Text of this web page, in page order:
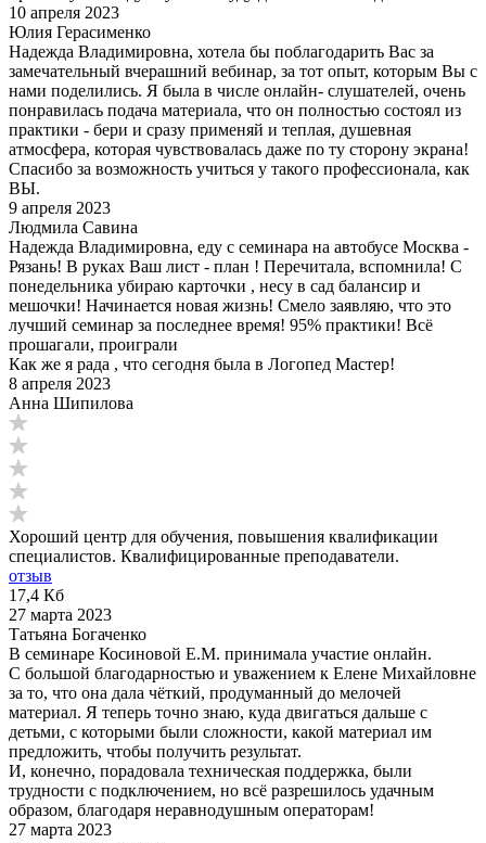
10 апреля 2023
Юлия Герасименко
Надежда Владимировна, хотела бы поблагодарить Вас за
замечательный вчерашний вебинар, за тот опыт, которым Вы с
нами поделились. Я была в числе онлайн- слушателей, очень
понравилась подача материала, что он полностью состоял из
практики - бери и сразу применяй и теплая, душевная
атмосфера, которая чувствовалась даже по ту сторону экрана!
Спасибо за возможность учиться у такого профессионала, как
ВЫ.
9 апреля 2023
Людмила Савина
Надежда Владимировна, еду с семинара на автобусе Москва -
Рязань! В руках Ваш лист - план ! Перечитала, вспомнила! С
понедельника убираю карточки , несу в сад балансир и
мешочки! Начинается новая жизнь! Смело заявляю, что это
лучший семинар за последнее время! 95% практики! Всë
прошагали, проиграли
Как же я рада , что сегодня была в Логопед Мастер!
8 апреля 2023
Анна Шипилова
Хороший центр для обучения, повышения квалификации
специалистов. Квалифицированные преподаватели.
отзыв
17,4 Кб
27 марта 2023
Татьяна Богаченко
В семинаре Косиновой Е.М. принимала участие онлайн.
С большой благодарностью и уважением к Елене Михайловне
за то, что она дала чёткий, продуманный до мелочей
материал. Я теперь точно знаю, куда двигаться дальше с
детьми, с которыми были сложности, какой материал им
предложить, чтобы получить результат.
И, конечно, порадовала техническая поддержка, были
трудности с подключением, но всё разрешилось удачным
образом, благодаря неравнодушным операторам!
27 марта 2023